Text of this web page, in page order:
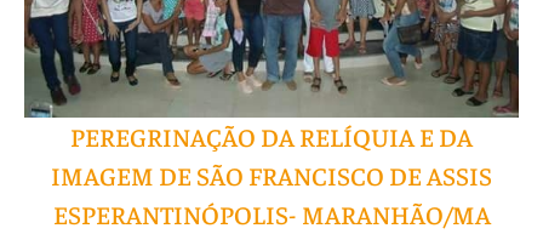
PEREGRINAÇÃO DA RELÍQUIA E DA
IMAGEM DE SÃO FRANCISCO DE ASSIS
ESPERANTINÓPOLIS- MARANHÃO/MA